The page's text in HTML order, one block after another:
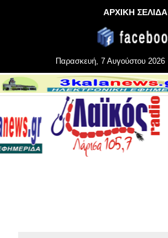
ΑΡΧΙΚΗ ΣΕΛΙΔΑ
Παρασκευή, 7 Αυγούστου 2026